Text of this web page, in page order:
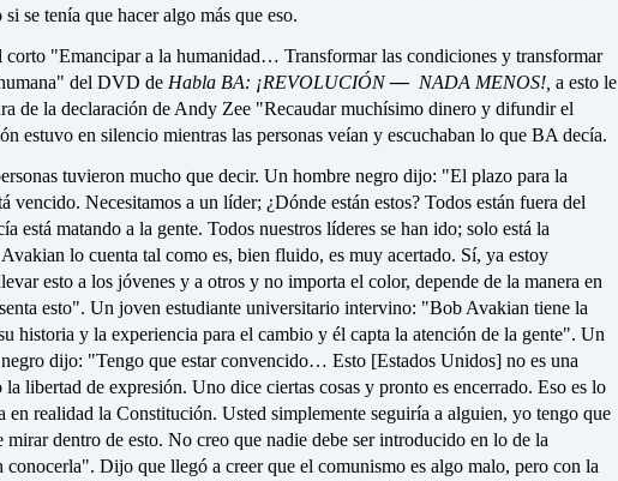
si se tenía que hacer algo más que eso.
corto "Emancipar a la humanidad… Transformar las condiciones y transformar
del DVD de Habla BA: ¡REVOLUCIÓN— NADA MENOS!, a esto le
de la declaración de Andy Zee "Recaudar muchísimo dinero y difundir el
estuvo en silencio mientras las personas veían y escuchaban lo que BA decía.
tuvieron mucho que decir. Un hombre negro dijo: "El plazo para la
vencido. Necesitamos a un líder; ¿Dónde están estos? Todos están fuera del
está matando a la gente. Todos nuestros líderes se han ido; solo está la
lo cuenta tal como es, bien fluido, es muy acertado. Sí, ya estoy
esto a los jóvenes y a otros y no importa el color, depende de la manera en
esto". Un joven estudiante universitario intervino: "Bob Avakian tiene la
historia y la experiencia para el cambio y él capta la atención de la gente". Un
negro dijo: "Tengo que estar convencido… Esto [Estados Unidos] no es una
la libertad de expresión. Uno dice ciertas cosas y pronto es encerrado. Eso es lo
en realidad la Constitución. Usted simplemente seguiría a alguien, yo tengo que
mirar dentro de esto. No creo que nadie debe ser introducido en lo de la
conocerla". Dijo que llegó a creer que el comunismo es algo malo, pero con la